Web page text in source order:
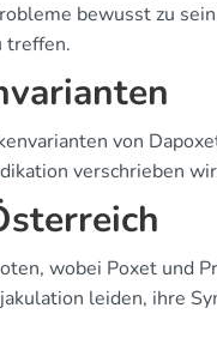
bewusst zu
treffen.
von
verschrieben
wobei Poxet und
leiden, ihre